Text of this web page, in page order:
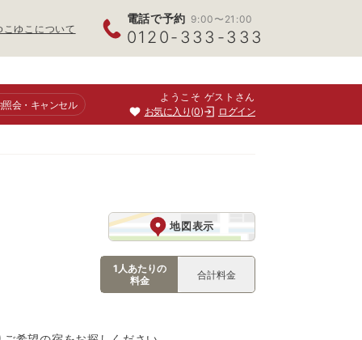
こゆこについて
電話で予約 9:00〜21:00
0120-333-333
照会・キャンセル
ようこそ ゲストさん
お気に入り 0 ログイン
地図表示
1人あたりの
料金
合計料金